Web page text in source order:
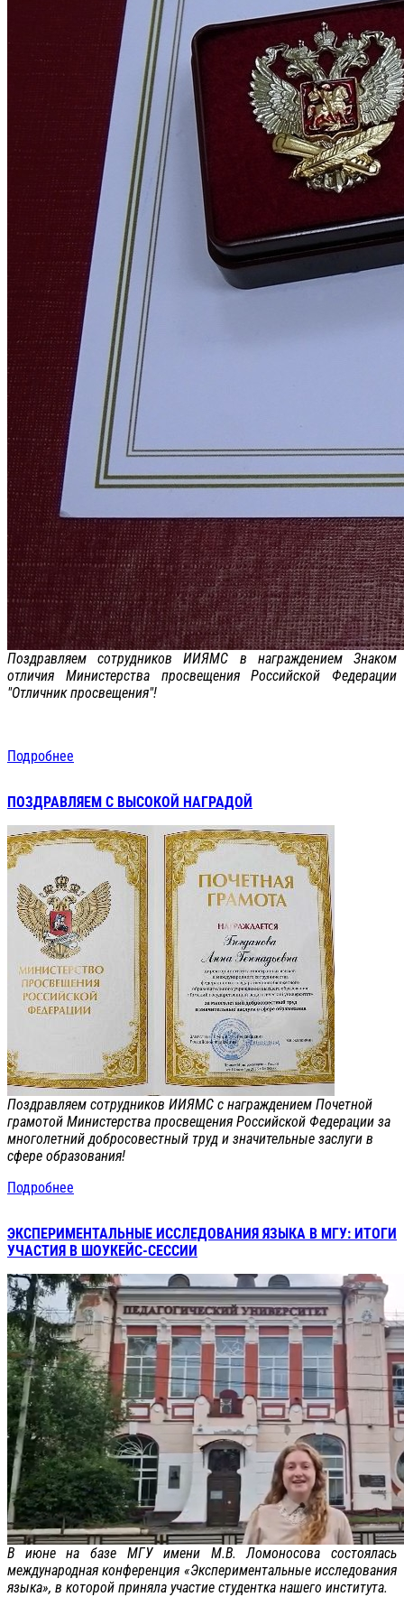
Поздравляем сотрудников ИИЯМС в награждением Знаком
отличия Министерства просвещения Российской Федерации
"Отличник просвещения"!
Подробнее
ПОЗДРАВЛЯЕМ С ВЫСОКОЙ НАГРАДОЙ
Поздравляем сотрудников ИИЯМС с награждением Почетной
грамотой Министерства просвещения Российской Федерации за
многолетний добросовестный труд и значительные заслуги в
сфере образования!
Подробнее
ЭКСПЕРИМЕНТАЛЬНЫЕ ИССЛЕДОВАНИЯ ЯЗЫКА В МГУ: ИТОГИ
УЧАСТИЯ В ШОУКЕЙС-СЕССИИ
В июне на базе МГУ имени М.В. Ломоносова состоялась
международная конференция «Экспериментальные исследования
языка», в которой приняла участие студентка нашего института.